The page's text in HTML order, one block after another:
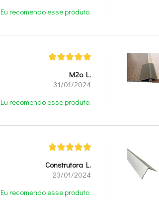
Eu recomendo esse produto.
M2o L.
31/01/2024
Eu recomendo esse produto.
Construtora L.
23/01/2024
Eu recomendo esse produto.